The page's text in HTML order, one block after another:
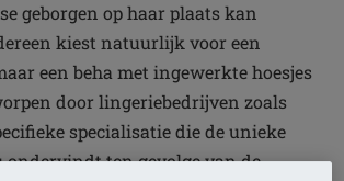
geborgen op haar plaats kan
kiest natuurlijk voor een
een beha met ingewerkte hoesjes
door lingeriebedrijven zoals
specialisatie die de unieke
ondervindt ten gevolge van de